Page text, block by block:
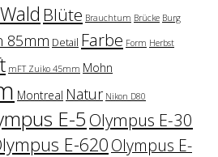
Blüte Brauchtum Brücke Burg
85mm Detail Farbe Form Herbst
mFT Zuiko 45mm Mohn
Montreal Natur Nikon D80
E-5 Olympus E-30
E-620Olympus E-